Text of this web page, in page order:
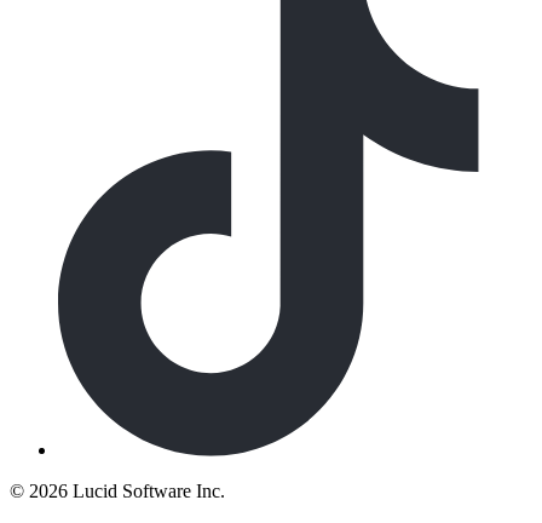
© 2026 Lucid Software Inc.